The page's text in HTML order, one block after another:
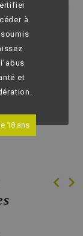
à
et
18 ans
chevron_left chevron_right